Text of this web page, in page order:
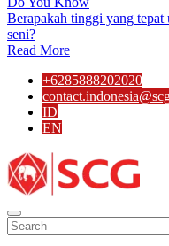
Berapakah tinggi yang tepat
seni?
Read More
+6285888202020
ID
EN